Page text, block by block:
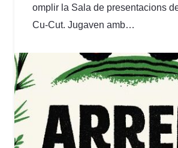
omplir la Sala de presentacions
Cu-Cut. Jugaven amb…